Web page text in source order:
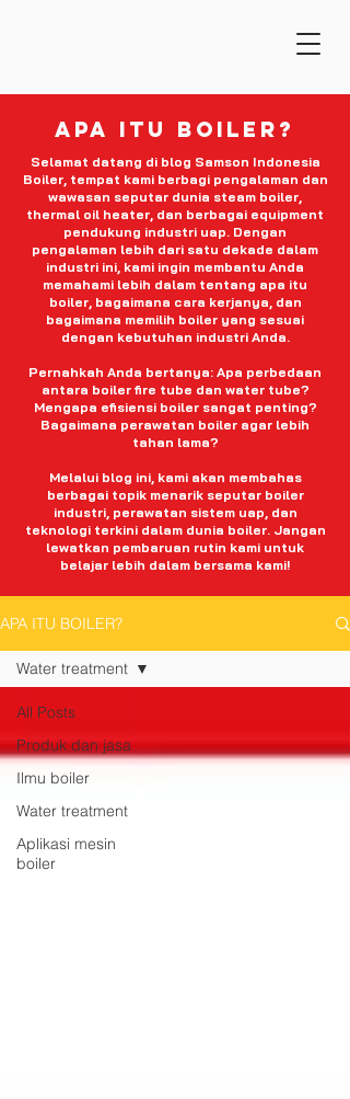
apa itu boiler?
Selamat datang di blog Samson Indonesia
Boiler, tempat kami berbagi pengalaman dan
wawasan seputar dunia steam boiler,
thermal oil heater, dan berbagai equipment
pendukung industri uap. Dengan
pengalaman lebih dari satu dekade dalam
industri ini, kami ingin membantu Anda
memahami lebih dalam tentang apa itu
boiler, bagaimana cara kerjanya, dan
bagaimana memilih boiler yang sesuai
dengan kebutuhan industri Anda.
Pernahkah Anda bertanya: Apa perbedaan
antara boiler fire tube dan water tube?
Mengapa efisiensi boiler sangat penting?
Bagaimana perawatan boiler agar lebih
tahan lama?
Melalui blog ini, kami akan membahas
berbagai topik menarik seputar boiler
industri, perawatan sistem uap, dan
teknologi terkini dalam dunia boiler. Jangan
lewatkan pembaruan rutin kami untuk
belajar lebih dalam bersama kami!
APA ITU BOILER?
All Posts
Produk dan jasa
Ilmu boiler
Water treatment
Aplikasi mesin
boiler
Water treatment